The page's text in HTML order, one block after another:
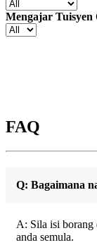
Mengajar Tuisyen
FAQ
Q: Bagaimana
A: Sila isi borang
anda semula.